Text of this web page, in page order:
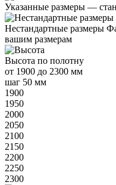
Указанные размеры —
Нестандартные размеры
вашим размерам
Высота по полотну
от 1900 до 2300 мм
шаг 50 мм
1900
1950
2000
2050
2100
2150
2200
2250
2300